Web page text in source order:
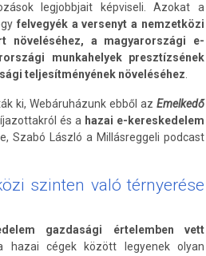
legjobbjait képviseli. Azokat a
felvegyék a versenyt a nemzetközi
növeléséhez, a magyarországi e-
munkahelyek presztízsének
teljesítményének növeléséhez
ki, Webáruházunk ebből azEmelkedő
és a hazai e-kereskedelem
Szabó László a Millásreggeli podcast
szinten való térnyerése
gazdasági értelemben vett
hazai cégek között legyenek olyan